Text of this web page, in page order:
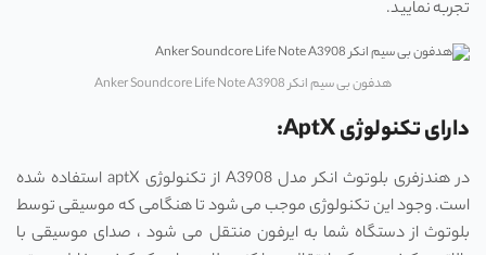
تجربه نمایید.
هدفون بی سیم انکر Anker Soundcore Life Note A3908
دارای تکنولوژی AptX:
در هندزفری بلوتوث انکر مدل A3908 از تکنولوژی aptX استفاده شده
است. وجود این تکنولوژی موجب می شود تا هنگامی که موسیقی توسط
بلوتوث از دستگاه شما به ایرفون منتقل می شود ، صدای موسیقی با